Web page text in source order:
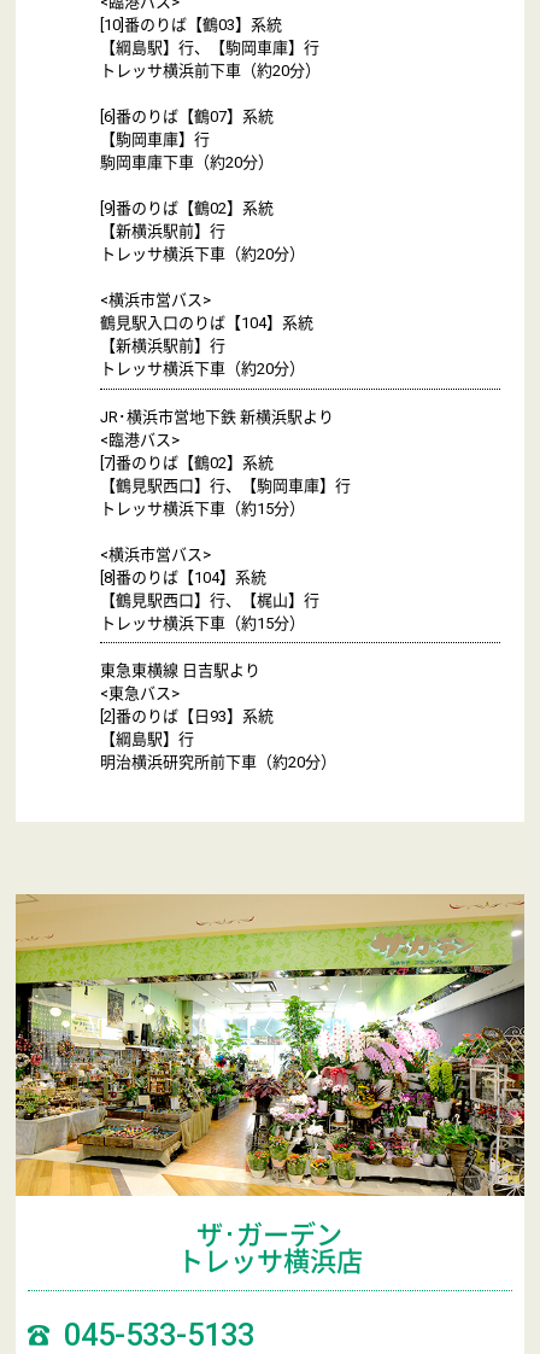
[10]番のりば【鶴03】系統
【綱島駅】行、【駒岡車庫】行
トレッサ横浜前下車（約20分）
[6]番のりば【鶴07】系統
【駒岡車庫】行
駒岡車庫下車（約20分）
[9]番のりば【鶴02】系統
【新横浜駅前】行
トレッサ横浜下車（約20分）
<横浜市営バス>
鶴見駅入口のりば【104】系統
【新横浜駅前】行
トレッサ横浜下車（約20分）
JR･横浜市営地下鉄 新横浜駅より
<臨港バス>
[7]番のりば【鶴02】系統
【鶴見駅西口】行、【駒岡車庫】行
トレッサ横浜下車（約15分）
<横浜市営バス>
[8]番のりば【104】系統
【鶴見駅西口】行、【梶山】行
トレッサ横浜下車（約15分）
東急東横線 日吉駅より
<東急バス>
[2]番のりば【日93】系統
【綱島駅】行
明治横浜研究所前下車（約20分）
ザ･ガーデン
トレッサ横浜店
045-533-5133